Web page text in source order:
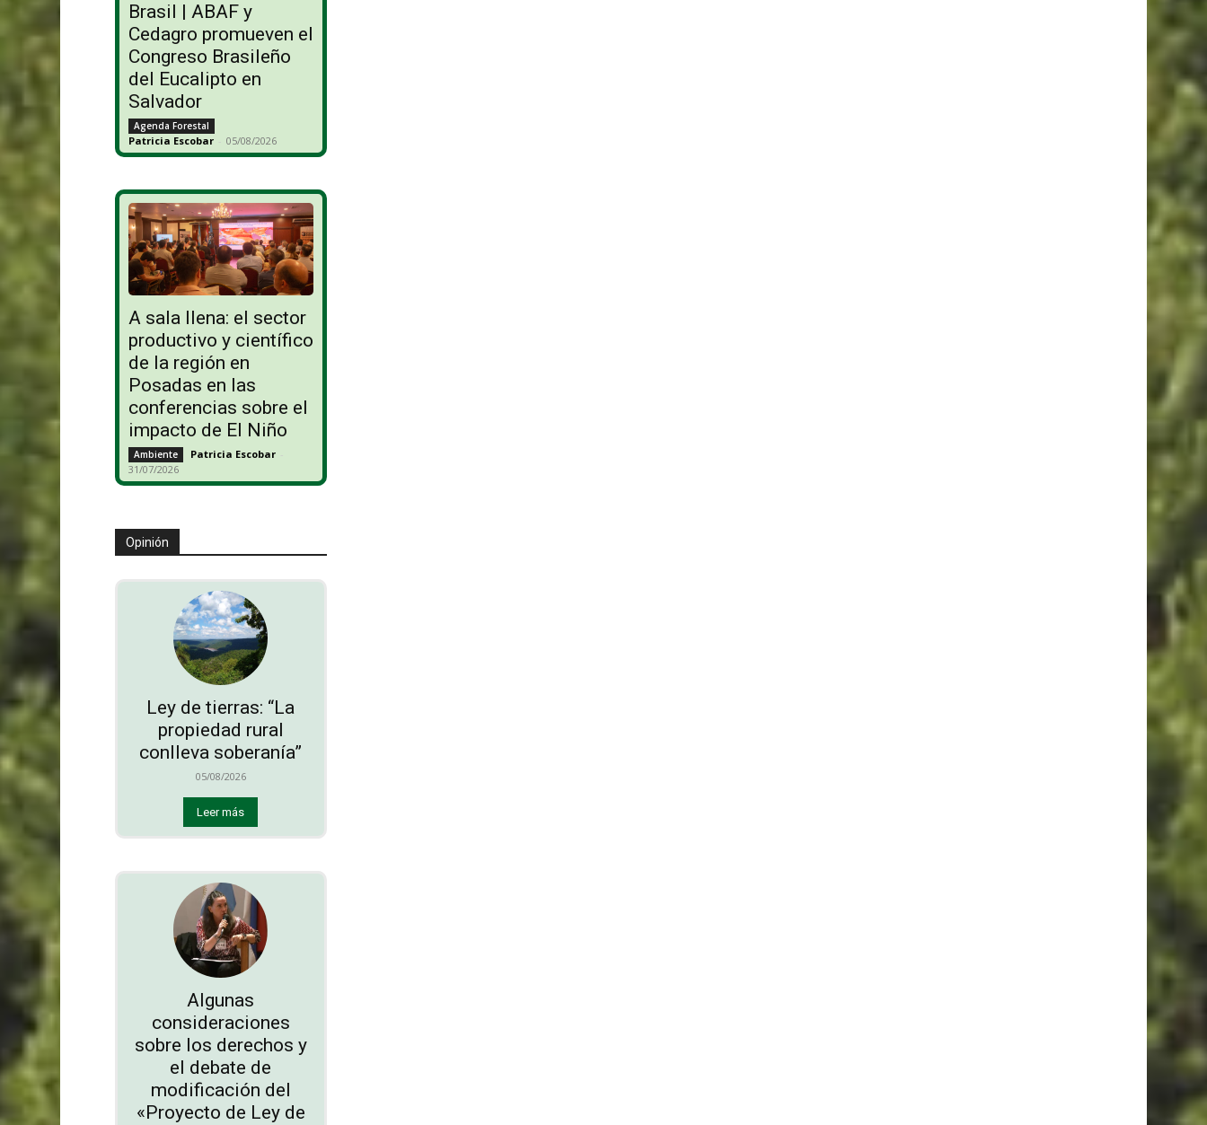
Brasil | ABAF y
Cedagro promueven el
Congreso Brasileño
del Eucalipto en
Salvador
Agenda Forestal
Patricia Escobar - 05/08/2026
A sala llena: el sector
productivo y científico
de la región en
Posadas en las
conferencias sobre el
impacto de El Niño
Ambiente Patricia Escobar -
31/07/2026
Opinión
Ley de tierras: “La
propiedad rural
conlleva soberanía”
05/08/2026
Leer más
Algunas
consideraciones
sobre los derechos y
el debate de
modificación del
«Proyecto de Ley de